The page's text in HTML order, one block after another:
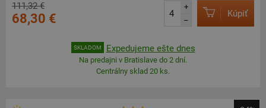
111,32 €
68,30 €
+
–
Kúpiť
SKLADOM Expedujeme ešte dnes
Na predajni v Bratislave do 2 dní.
Centrálny sklad 20 ks.